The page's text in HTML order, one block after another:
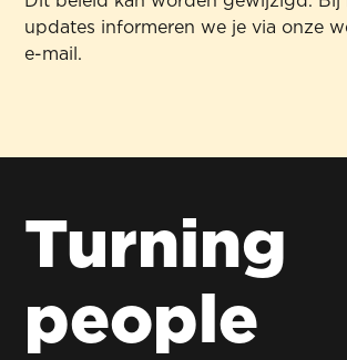
updates informeren we je via onze
e-mail.
Turning
people